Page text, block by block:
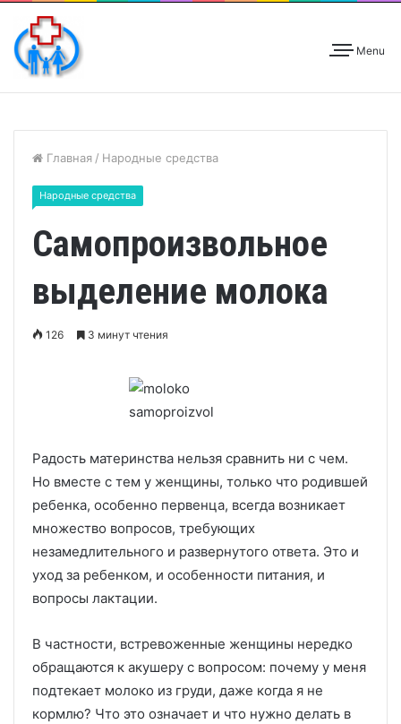
Menu
Главная / Народные средства
Народные средства
Самопроизвольное
выделение молока
126 3 минут чтения
Радость материнства нельзя сравнить ни с чем.
Но вместе с тем у женщины, только что родившей
ребенка, особенно первенца, всегда возникает
множество вопросов, требующих
незамедлительного и развернутого ответа. Это и
уход за ребенком, и особенности питания, и
вопросы лактации.
В частности, встревоженные женщины нередко
обращаются к акушеру с вопросом: почему у меня
подтекает молоко из груди, даже когда я не
кормлю? Что это означает и что нужно делать в